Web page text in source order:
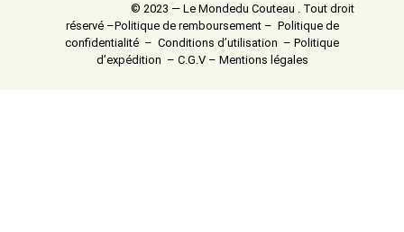
© 2023 — Le Mondedu Couteau . Tout droit
réservé –Politique de remboursement – Politique de
confidentialité – Conditions d’utilisation – Politique
d’expédition – C.G.V– Mentions légales